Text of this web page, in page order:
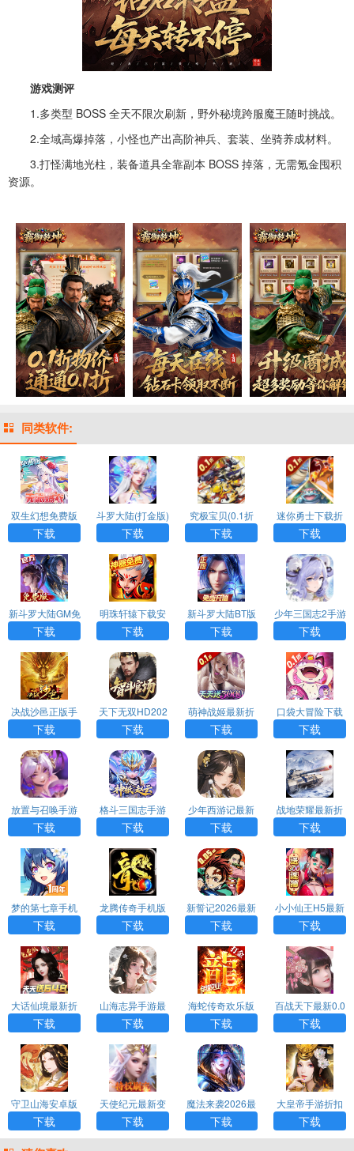
游戏测评
1.多类型 BOSS 全天不限次刷新，野外秘境跨服魔王随时挑战。
2.全域高爆掉落，小怪也产出高阶神兵、套装、坐骑养成材料。
3.打怪满地光柱，装备道具全靠副本 BOSS 掉落，无需氪金囤积
资源。
同类软件:
双生幻想免费版
下载
斗罗大陆(打金版)
下载
究极宝贝(0.1折
超究破限)
下载
迷你勇士下载折
扣版
下载
新斗罗大陆GM免
费版
下载
明珠轩辕下载安
卓版
下载
新斗罗大陆BT版
下载
少年三国志2手游
福利版
下载
决战沙邑正版手
游
下载
天下无双HD202
6最新版
下载
萌神战姬最新折
扣版
下载
口袋大冒险下载
福利版
下载
放置与召唤手游
免费版
下载
格斗三国志手游
折扣版
下载
少年西游记最新
变态版
下载
战地荣耀最新折
扣版
下载
梦的第七章手机
最新版
下载
龙腾传奇手机版
下载
新誓记2026最新
版
下载
小小仙王H5最新
版手游
下载
大话仙境最新折
扣版
下载
山海志异手游最
新H5
下载
海蛇传奇欢乐版
最新变态版
下载
百战天下最新0.0
5折版
下载
守卫山海安卓版
下载
天使纪元最新变
态版
下载
魔法来袭2026最
新折扣版
下载
大皇帝手游折扣
版
下载